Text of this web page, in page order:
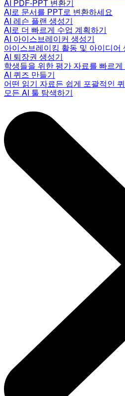
AI PDF-PPT 변환기
AI로 문서를 PPT로 변환하세요
AI 레슨 플랜 생성기
AI로 더 빠르게 수업 계획하기
AI 아이스브레이커 생성기
아이스브레이킹 활동 및 아이디어
AI 퇴장권 생성기
학생들을 위한 평가 자료를 빠르
AI 퀴즈 만들기
어떤 읽기 자료든 쉽게 포괄적인
모든 AI 툴 탐색하기